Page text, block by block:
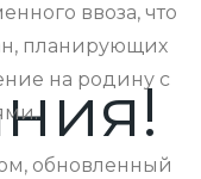
ввоза, что
планирующих
на родину с
обновленный